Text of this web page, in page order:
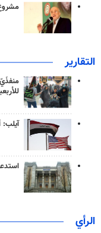
التقارير
آيلب:
الرأي